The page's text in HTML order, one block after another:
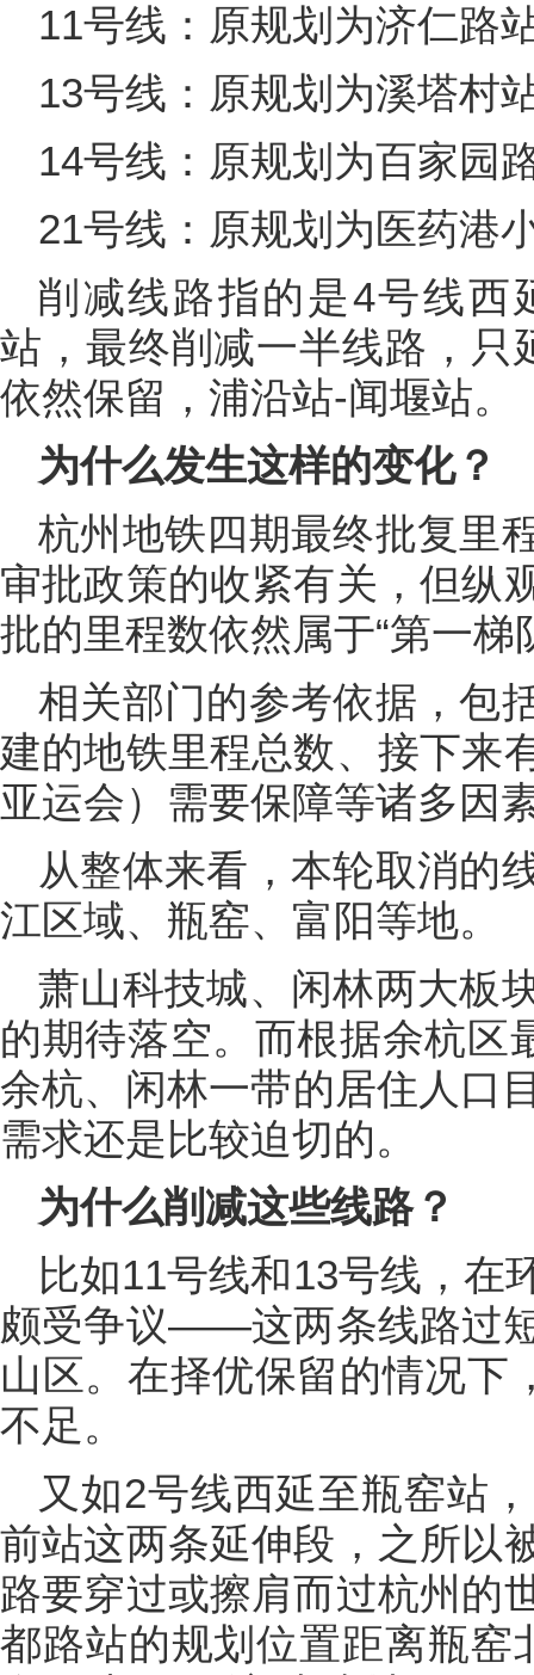
11号线：原规划为济仁路
13号线：原规划为溪塔村
14号线：原规划为百家园
21号线：原规划为医药港
削减线路指的是4号线西
站，最终削减一半线路，只
依然保留，浦沿站-闻堰站。
为什么发生这样的变化？
杭州地铁四期最终批复里
审批政策的收紧有关，但纵
批的里程数依然属于“第一梯
相关部门的参考依据，包
建的地铁里程总数、接下来
亚运会）需要保障等诸多因
从整体来看，本轮取消的
江区域、瓶窑、富阳等地。
萧山科技城、闲林两大板
的期待落空。而根据余杭区
余杭、闲林一带的居住人口
需求还是比较迫切的。
为什么削减这些线路？
比如11号线和13号线，在
颇受争议——这两条线路过
山区。在择优保留的情况下
不足。
又如2号线西延至瓶窑站
前站这两条延伸段，之所以
路要穿过或擦肩而过杭州的
都路站的规划位置距离瓶窑